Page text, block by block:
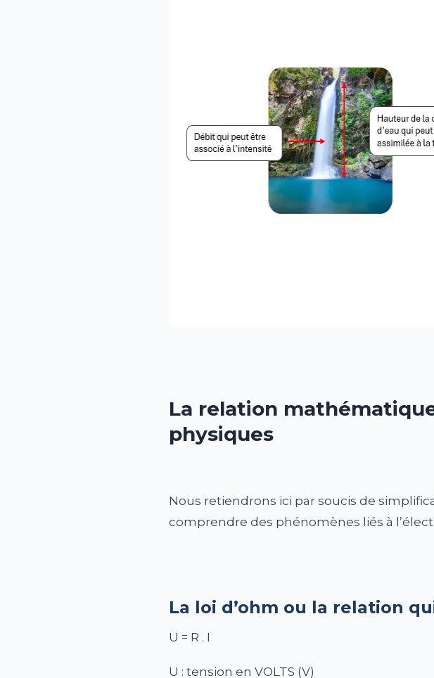
La relation
physiques
Nous retiendrons ici par soucis de
comprendre des phénomènes liés à
La loi d’ohm ou la relation
U = R . I
U : tension en VOLTS (V)